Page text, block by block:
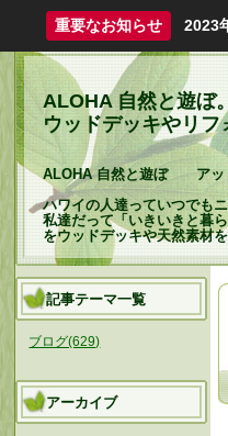
重要なお知らせ 2023
ALOHA 自然と遊ぼ
ウッドデッキやリ
ALOHA 自然と遊ぼ アッ
ハワイの人達っていつでも
私達だって「いきいきと暮
をウッドデッキや天然素材
記事テーマ一覧
ブログ(629)
アーカイブ